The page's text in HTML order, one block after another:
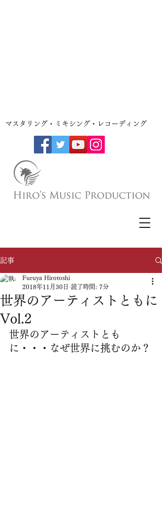
​マスタリング・ミキシング・レコーディング
記事
世界のアーティストともに
Vol.2
Furuya Hirotoshi
2018年11月30日 読了時間: 7分
世界のアーティストとも
に・・・なぜ世界に挑むのか？